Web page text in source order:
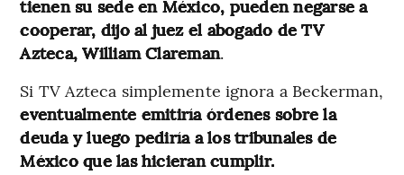
tienen su sede en México, pueden negarse a
cooperar, dijo al juez el abogado de TV
Azteca, William Clareman.
Si TV Azteca simplemente ignora a Beckerman,
eventualmente emitiría órdenes sobre la
deuda y luego pediría a los tribunales de
México que las hicieran cumplir.